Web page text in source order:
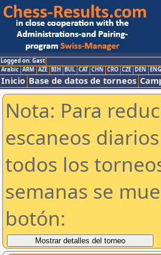
Logged on: Gast
Arabic ARM AZE BIH BUL CAT CHN CRO CZE DEN ENG
Inicio Base de datos de torneos
Nota: Para
escaneos
todos los
semanas se
botón: